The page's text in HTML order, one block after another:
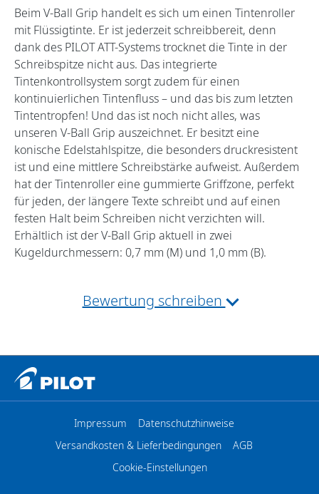
Beim V-Ball Grip handelt es sich um einen Tintenroller
mit Flüssigtinte. Er ist jederzeit schreibbereit, denn
dank des PILOT ATT-Systems trocknet die Tinte in der
Schreibspitze nicht aus. Das integrierte
Tintenkontrollsystem sorgt zudem für einen
kontinuierlichen Tintenfluss – und das bis zum letzten
Tintentropfen! Und das ist noch nicht alles, was
unseren V-Ball Grip auszeichnet. Er besitzt eine
konische Edelstahlspitze, die besonders druckresistent
ist und eine mittlere Schreibstärke aufweist. Außerdem
hat der Tintenroller eine gummierte Griffzone, perfekt
für jeden, der längere Texte schreibt und auf einen
festen Halt beim Schreiben nicht verzichten will.
Erhältlich ist der V-Ball Grip aktuell in zwei
Kugeldurchmessern: 0,7 mm (M) und 1,0 mm (B).
Bewertung schreiben
Impressum
Datenschutzhinweise
Versandkosten & Lieferbedingungen
AGB
Cookie-Einstellungen